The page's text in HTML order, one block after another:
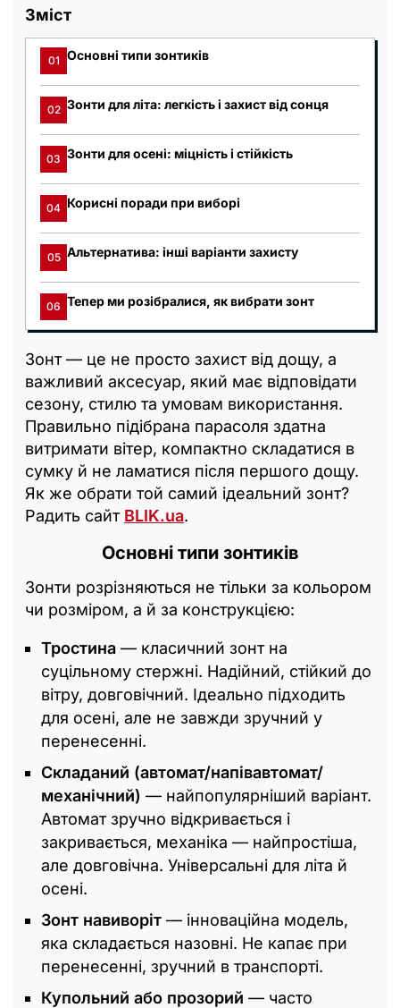
Зміст
01 Основні типи зонтиків
02 Зонти для літа: легкість і захист від сонця
03 Зонти для осені: міцність і стійкість
04 Корисні поради при виборі
05 Альтернатива: інші варіанти захисту
06 Тепер ми розібралися, як вибрати зонт
Зонт — це не просто захист від дощу, а
важливий аксесуар, який має відповідати
сезону, стилю та умовам використання.
Правильно підібрана парасоля здатна
витримати вітер, компактно складатися в
сумку й не ламатися після першого дощу.
Як же обрати той самий ідеальний зонт?
Радить сайт BLIK.ua.
Основні типи зонтиків
Зонти розрізняються не тільки за кольором
чи розміром, а й за конструкцією:
Тростина — класичний зонт на
суцільному стержні. Надійний, стійкий до
вітру, довговічний. Ідеально підходить
для осені, але не завжди зручний у
перенесенні.
Складаний (автомат/напівавтомат/
механічний) — найпопулярніший варіант.
Автомат зручно відкривається і
закривається, механіка — найпростіша,
але довговічна. Універсальні для літа й
осені.
Зонт навиворіт — інноваційна модель,
яка складається назовні. Не капає при
перенесенні, зручний в транспорті.
Купольний або прозорий — часто